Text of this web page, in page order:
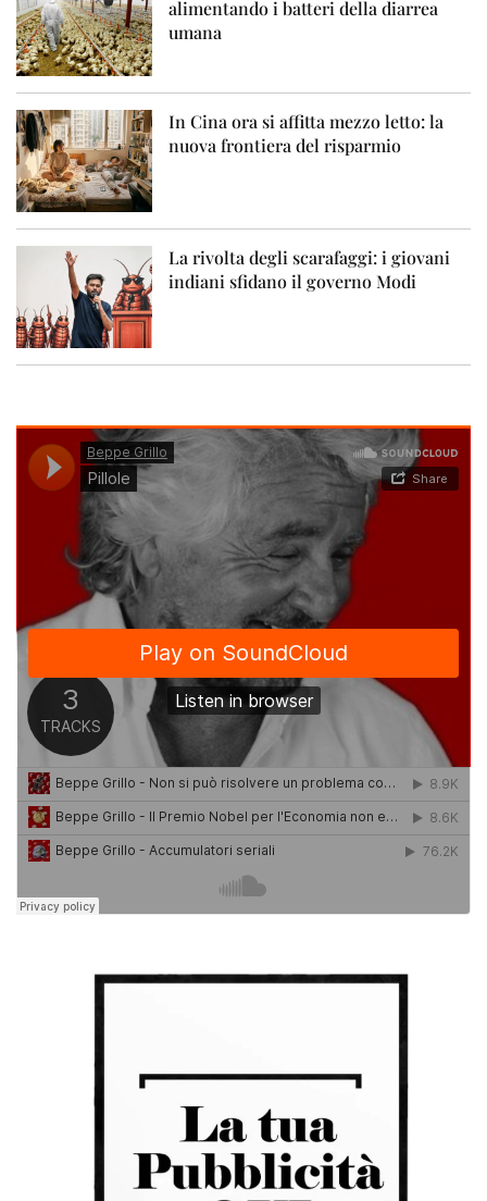
alimentando i batteri della diarrea
umana
In Cina ora si affitta mezzo letto: la
nuova frontiera del risparmio
La rivolta degli scarafaggi: i giovani
indiani sfidano il governo Modi